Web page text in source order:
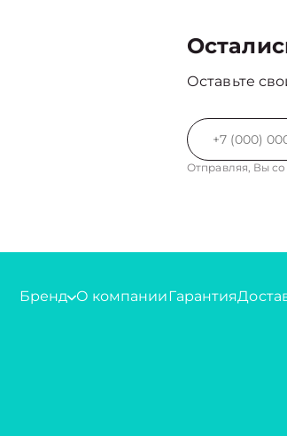
Оставьте
Отправляя, Вы
Бренд О компанииГарантия